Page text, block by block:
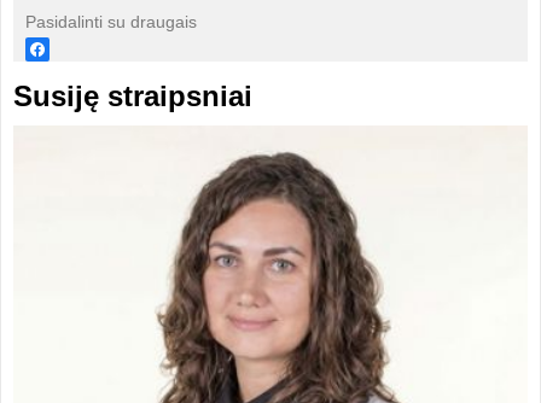
Pasidalinti su draugais
Susiję straipsniai